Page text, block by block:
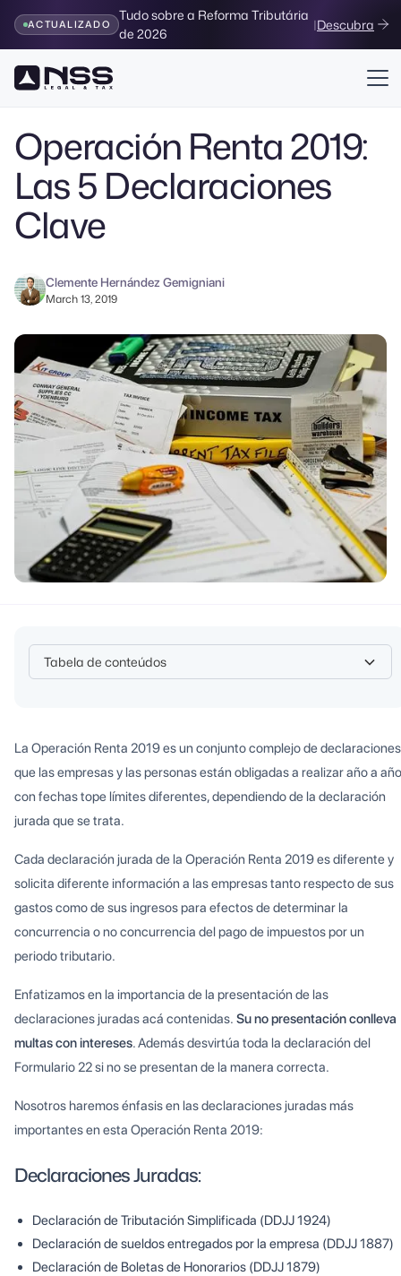
ACTUALIZADO
Tudo sobre a Reforma Tributária
de 2026
|Descubra
Volver al Blog
Operación Renta 2019:
Las 5 Declaraciones
Clave
Clemente Hernández Gemigniani
March 13, 2019
Tabela de conteúdos
La Operación Renta 2019 es un conjunto complejo de declaraciones
que las empresas y las personas están obligadas a realizar año a año
con fechas tope límites diferentes, dependiendo de la declaración
jurada que se trata.
Cada declaración jurada de la Operación Renta 2019 es diferente y
solicita diferente información a las empresas tanto respecto de sus
gastos como de sus ingresos para efectos de determinar la
concurrencia o no concurrencia del pago de impuestos por un
periodo tributario.
Enfatizamos en la importancia de la presentación de las
declaraciones juradas acá contenidas. Su no presentación conlleva
multas con intereses. Además desvirtúa toda la declaración del
Formulario 22 si no se presentan de la manera correcta.
Nosotros haremos énfasis en las declaraciones juradas más
importantes en esta Operación Renta 2019:
Declaraciones Juradas:
Declaración de Tributación Simplificada (DDJJ 1924)
Declaración de sueldos entregados por la empresa (DDJJ 1887)
Declaración de Boletas de Honorarios (DDJJ 1879)